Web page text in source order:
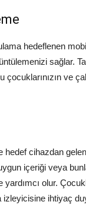
hedeflenen
sağlar.
ve
cihazdan
içeriği veya
olur.
ihtiyaç